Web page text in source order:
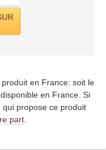
en France: soit le
en France. Si
propose ce produit
part.